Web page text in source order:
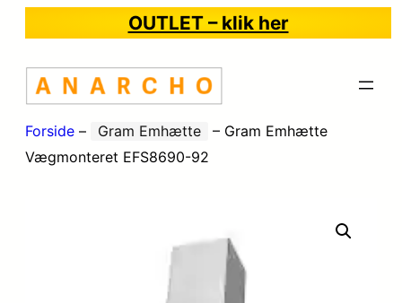
OUTLET – klik her
Forside – Gram Emhætte – Gram Emhætte
Vægmonteret EFS8690-92